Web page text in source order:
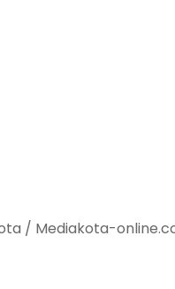
/ Mediakota-